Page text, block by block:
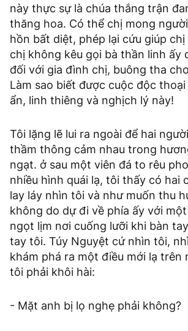
này thực sự là chúa thắng trận
thăng hoa. Có thể chị mong
hồn bất diệt, phép lại cứu giúp chị
chị không kêu gọi bà thần linh ấy
đối với gia đình chị, buông tha
Làm sao biết được cuộc độc
ẩn, linh thiêng và nghịch lý này!
Tôi lặng lẽ lui ra ngoài để hai
thầm thông cảm nhau trong
ngạt. ở sau một viên đá to rêu
nhiều hình quái lạ, tôi thấy có hai
lay láy nhìn tôi và như muốn thu
không do dự đi về phía ấy với
ngọt lịm nơi cuống lưỡi khi bàn
tay tôi. Túy Nguyệt cứ nhìn tôi,
khám phá ra một điều mới lạ trên
tôi phải khôi hài:
- Mặt anh bị lọ nghẹ phải không?